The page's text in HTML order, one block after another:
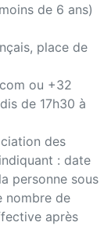
de 6 ans)
place de
ou +32
de 17h30 à
des
: date
personne sous
nombre de
après